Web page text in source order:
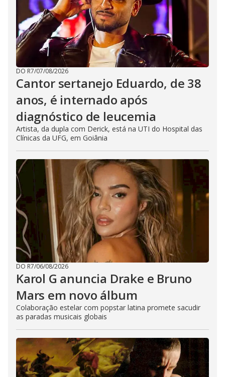
DO R7/07/08/2026
Cantor sertanejo Eduardo, de 38
anos, é internado após
diagnóstico de leucemia
Artista, da dupla com Derick, está na UTI do Hospital das
Clínicas da UFG, em Goiânia
DO R7/06/08/2026
Karol G anuncia Drake e Bruno
Mars em novo álbum
Colaboração estelar com popstar latina promete sacudir
as paradas musicais globais